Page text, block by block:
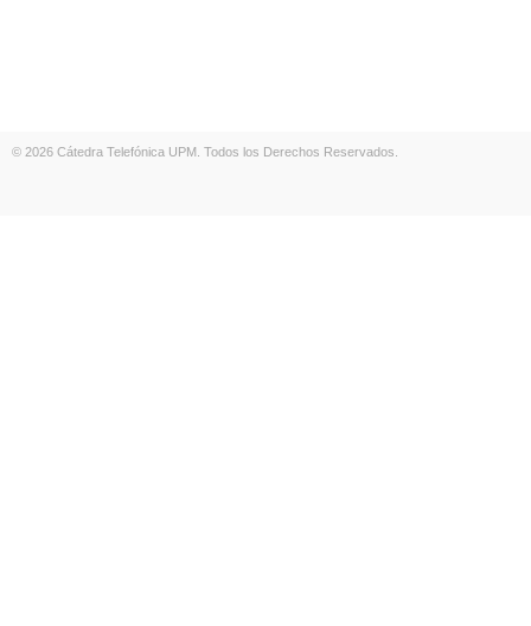
© 2026 Cátedra Telefónica UPM. Todos los Derechos Reservados.